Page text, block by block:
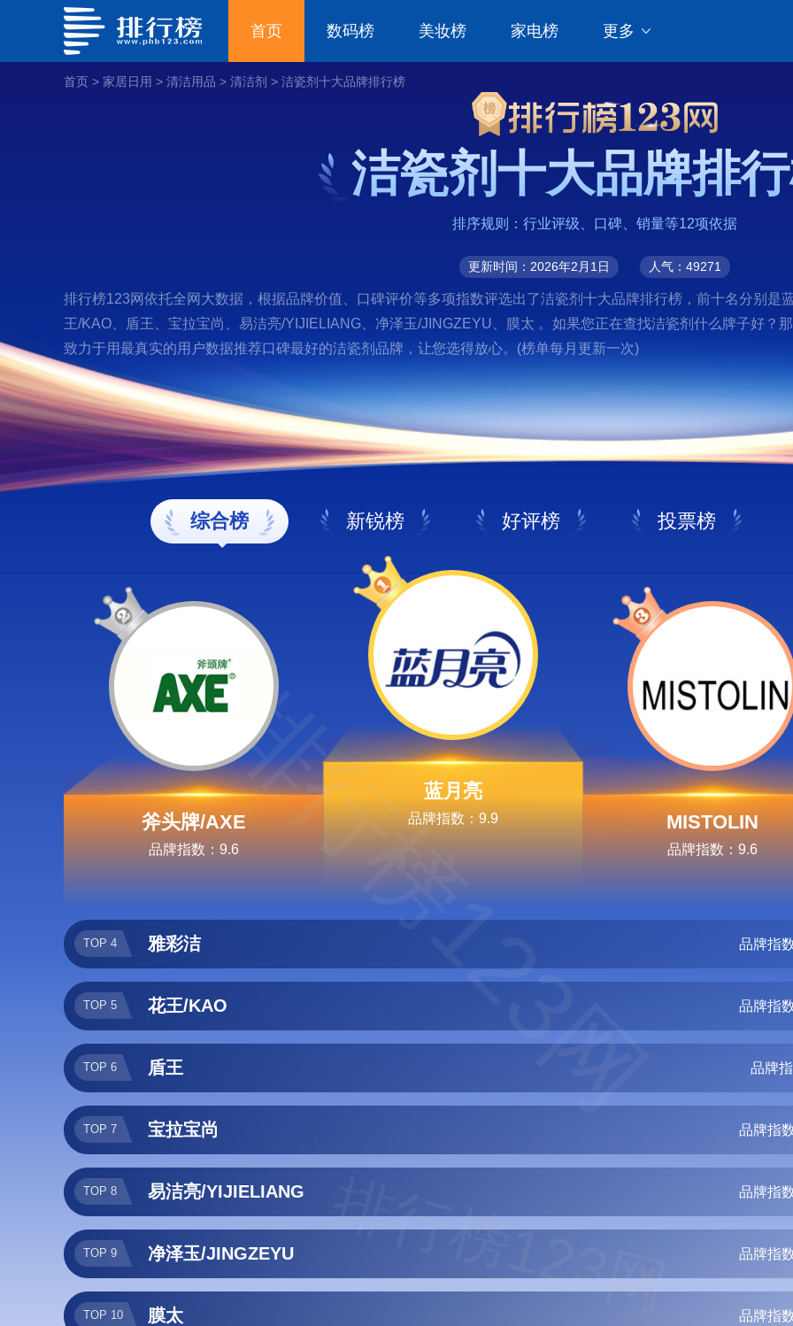
首页 数码榜 美妆榜 家电榜 更多
首页 > 家居日用 > 清洁用品 > 清洁剂 > 洁瓷剂十大品牌排行榜
洁瓷剂十大品牌排
排序规则：行业评级、口碑、销量等12项依据
更新时间：2026年2月1日 人气：49271
排行榜123网依托全网大数据，根据品牌价值、口碑评价等多项指数评选出了洁瓷剂十大品牌排行榜，前十名分别是
王/KAO、盾王、宝拉宝尚、易洁亮/YIJIELIANG、净泽玉/JINGZEYU、膜太 。如果您正在查找洁瓷剂什么牌子好？
致力于用最真实的用户数据推荐口碑最好的洁瓷剂品牌，让您选得放心。(榜单每月更新一次)
综合榜 新锐榜 好评榜 投票榜
斧头牌/AXE
品牌指数：9.6
蓝月亮
品牌指数：9.9 MISTOLIN
品牌指数：9.6
TOP 4 雅彩洁 品牌指
TOP 5 花王/KAO 品牌指
TOP 6 盾王 品牌
TOP 7 宝拉宝尚 品牌指
TOP 8 易洁亮/YIJIELIANG 品牌指
TOP 9 净泽玉/JINGZEYU 品牌指
TOP 10 膜太 品牌指
排行榜123网
排行榜123网